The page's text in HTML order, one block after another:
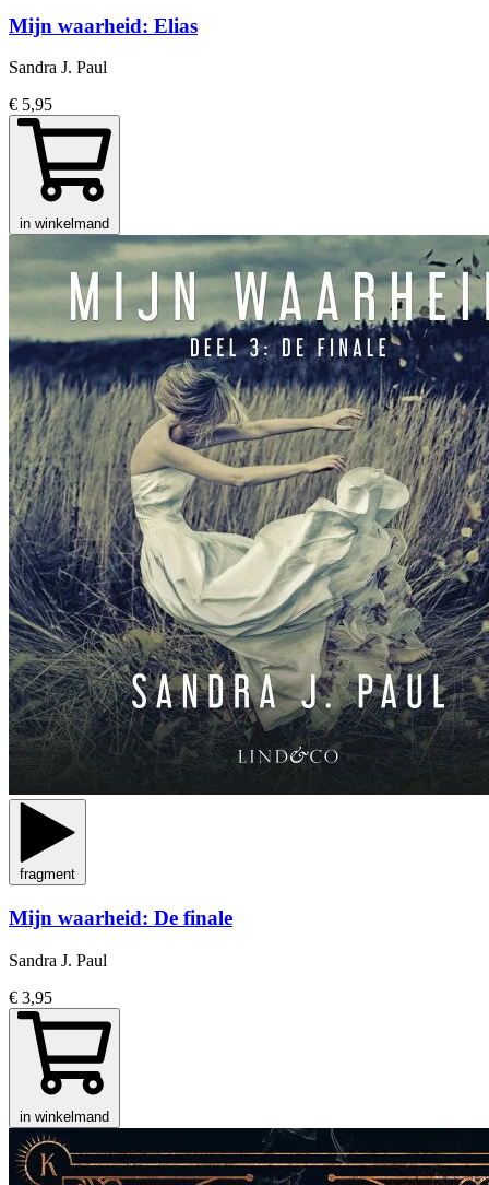
Mijn waarheid: Elias
Sandra J. Paul
€ 5,95
in winkelmand
fragment
Mijn waarheid: De finale
Sandra J. Paul
€ 3,95
in winkelmand